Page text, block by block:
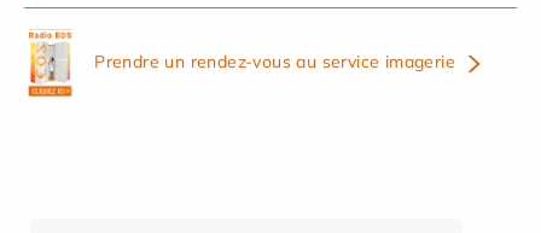
Prendre un rendez-vous au service imagerie